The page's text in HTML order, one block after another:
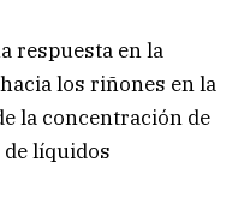
respuesta en la
los riñones en la
la concentración de
de líquidos